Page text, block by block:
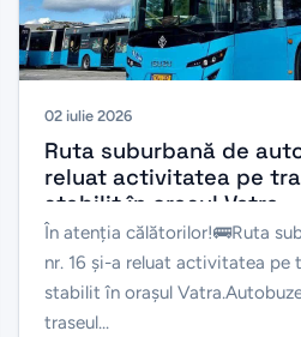
02 iulie 2026
Ruta suburbană de
reluat activitatea pe
stabilit în orașul Vatra.
În atenția călătorilor!🚌Ruta
nr. 16 și-a reluat activitatea pe
stabilit în orașul
traseul...